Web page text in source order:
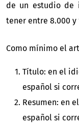
de un estudio de
tener entre 8.000 y
Como mínimo el
Título: en el
español si
Resumen: en
español si